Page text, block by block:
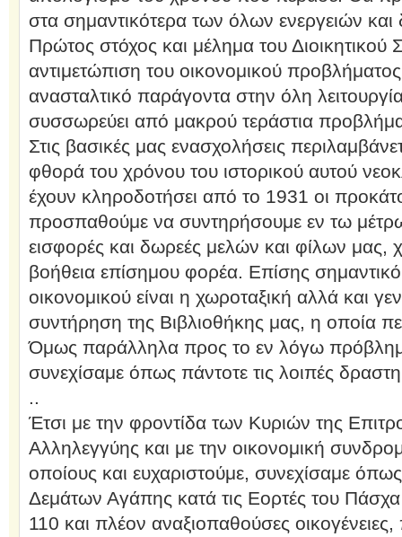
στα σημαντικότερα των όλων ενεργειών
Πρώτος στόχος και μέλημα του Διοικητικού
αντιμετώπιση του οικονομικού
ανασταλτικό παράγοντα στην όλη
συσσωρεύει από μακρού τεράστια
Στις βασικές μας ενασχολήσεις
φθορά του χρόνου του ιστορικού αυτού
έχουν κληροδοτήσει από το 1931 οι
προσπαθούμε να συντηρήσουμε εν τω
εισφορές και δωρεές μελών και φίλων μας,
βοήθεια επίσημου φορέα. Επίσης
οικονομικού είναι η χωροταξική αλλά και
συντήρηση της Βιβλιοθήκης μας, η οποία
Όμως παράλληλα προς το εν λόγω
συνεχίσαμε όπως πάντοτε τις λοιπές
..
Έτσι με την φροντίδα των Κυριών της
Αλληλεγγύης και με την οικονομική
οποίους και ευχαριστούμε, συνεχίσαμε
Δεμάτων Αγάπης κατά τις Εορτές του
110 και πλέον αναξιοπαθούσες